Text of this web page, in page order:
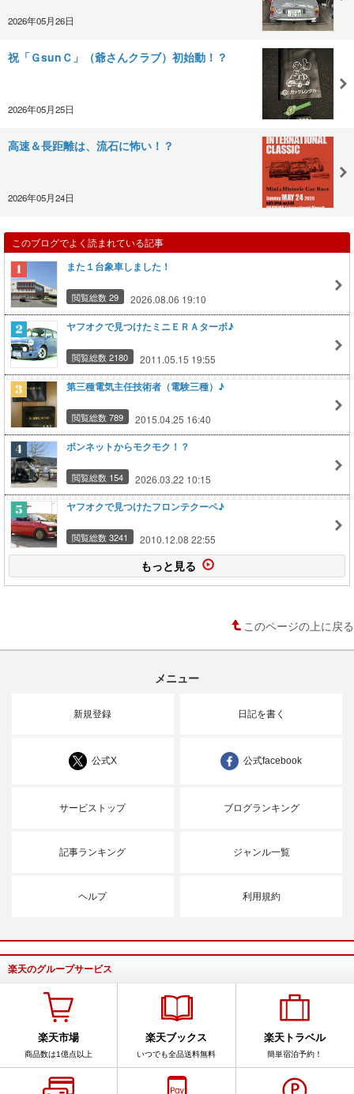
2026年05月26日
祝「ＧsunＣ」（爺さんクラブ）初始動！？
2026年05月25日
高速＆長距離は、流石に怖い！？
2026年05月24日
このブログでよく読まれている記事
また１台象車しました！
閲覧総数 29 2026.08.06 19:10
ヤフオクで見つけたミニＥＲＡターボ♪
閲覧総数 2180 2011.05.15 19:55
第三種電気主任技術者（電験三種）♪
閲覧総数 789 2015.04.25 16:40
ボンネットからモクモク！？
閲覧総数 154 2026.03.22 10:15
ヤフオクで見つけたフロンテクーペ♪
閲覧総数 3241 2010.12.08 22:55
もっと見る
このページの上に戻る
メニュー
新規登録 日記を書く
公式X 公式facebook
サービストップ ブログランキング
記事ランキング ジャンル一覧
ヘルプ 利用規約
楽天のグループサービス
楽天市場
商品数は1億点以上
楽天ブックス
いつでも全品送料無料
楽天トラベル
簡単宿泊予約！